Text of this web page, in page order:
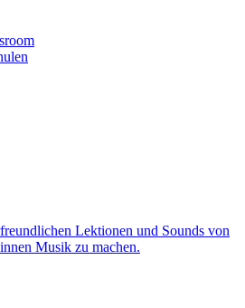
Lektionen und Sounds von
Musik zu machen.